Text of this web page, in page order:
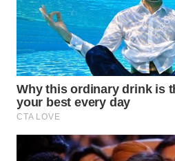
LKKI
KOPEKLIN
PORTAL
KONSUMEN
FORWAMKI